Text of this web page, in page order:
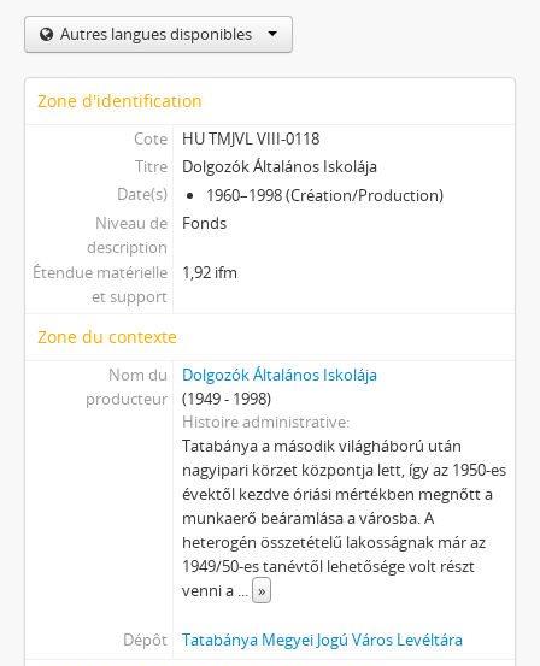
[Fonds] 0702 - Tatabánya Megyei Jogú Város Levéltára, 1991–2023
[Fonds] 0703 - Népház (Jászai Mari Színház, Népház), 1917–2010
[Fonds] 0705 - Bokányi Dezső Művelődési Központ, 1977–1987
[Fonds] 0706 - Városi Művelődési Központ (benne: Puskin Művelődési Központ), 1975–1995
[Fonds] 0707 - Nemzetközi Kreatív Zenepedagógiai Intézet, 1993–2000
[Fonds] 0708 - Tatabányai Közösségi Televízió, 1984–2010
[Fonds] 0709 - KPVDSZ Művelődési Ház, 1979–2011
[Fonds] 0801 - Szociális Foglalkoztató, 1983–2001
X - Egyesületek, 1896 - 2023
XI - Gazdasági szervek, 1912 - 1979
XIII - Családok, 1886 - 2017
XV - Gyűjtemények, 1223 - 2024
XVII - Néphatalmi és különleges feladatokra létrejött bizottságok, 1945 - 1949
XXIII - Tanácsok, 1946 - 2002
XXIV - Az államigazgatás területi szervei, 1899 - 2002
XXIX - Vállalatok, 1896 - 2004
XXXIII - Külön intézkedéssel levéltárba utalt iratok, 1895 - 2014
XXXVII - MJV önkormányzatok, 1990 - 2012
Autres langues disponibles
Zone d'identification
Cote
HU TMJVL VIII-0118
Titre
Dolgozók Általános Iskolája
Date(s)
1960–1998 (Création/Production)
Niveau de
description
Fonds
Étendue matérielle
et support
1,92 ifm
Zone du contexte
Nom du
producteur
Dolgozók Általános Iskolája
(1949 - 1998)
Histoire administrative
Tatabánya a második világháború után
nagyipari körzet központja lett, így az 1950-es
évektől kezdve óriási mértékben megnőtt a
munkaerő beáramlása a városba. A
heterogén összetételű lakosságnak már az
1949/50-es tanévtől lehetősége volt részt
venni a ... »
Dépôt Tatabánya Megyei Jogú Város Levéltára